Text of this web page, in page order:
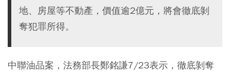
地、房屋等不動產，價值逾2億元，將會徹底剝
奪犯罪所得。
中聯油品案，法務部長鄭銘謙7/23表示，徹底剝奪